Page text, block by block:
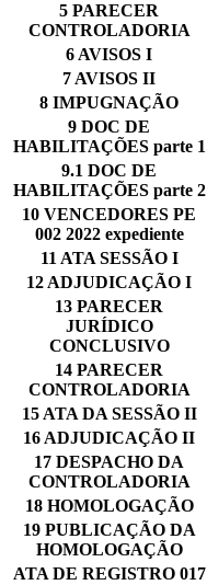
5 PARECER
CONTROLADORIA
6 AVISOS I
7 AVISOS II
8 IMPUGNAÇÃO
9 DOC DE
HABILITAÇÕES parte 1
9.1 DOC DE
HABILITAÇÕES parte 2
10 VENCEDORES PE
002 2022 expediente
11 ATA SESSÃO I
12 ADJUDICAÇÃO I
13 PARECER
JURÍDICO
CONCLUSIVO
14 PARECER
CONTROLADORIA
15 ATA DA SESSÃO II
16 ADJUDICAÇÃO II
17 DESPACHO DA
CONTROLADORIA
18 HOMOLOGAÇÃO
19 PUBLICAÇÃO DA
HOMOLOGAÇÃO
ATA DE REGISTRO 017